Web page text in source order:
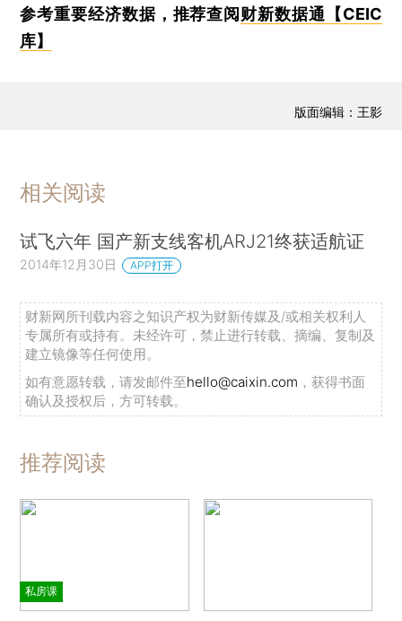
参考重要经济数据，推荐查阅 财新数据通【CEIC
库】
版面编辑：王影
相关阅读
试飞六年 国产新支线客机ARJ21终获适航证
2014年12月30日 APP打开
财新网所刊载内容之知识产权为财新传媒及/或相关权利人
专属所有或持有。未经许可，禁止进行转载、摘编、复制及
建立镜像等任何使用。
如有意愿转载，请发邮件至hello@caixin.com ，获得书面
确认及授权后，方可转载。
推荐阅读
私房课